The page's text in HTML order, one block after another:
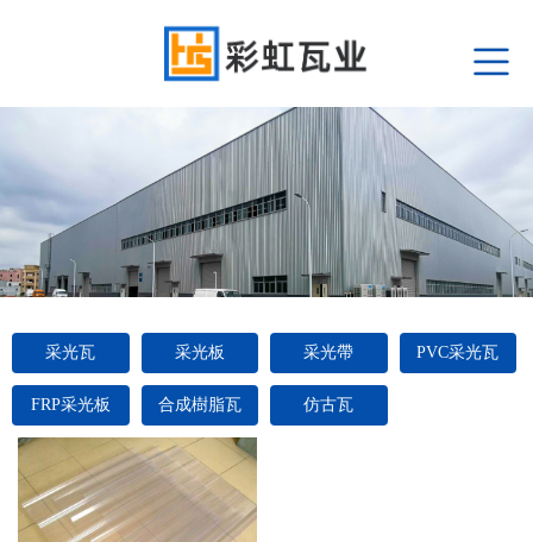
采光瓦 采光板 采光帶 PVC采光瓦
FRP采光板 合成樹脂瓦 仿古瓦